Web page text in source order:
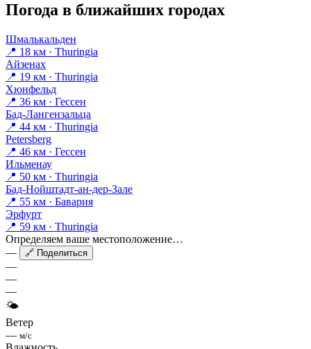
Погода в ближайших городах
Шмалькальден
📍 18 км · Thuringia
Айзенах
📍 19 км · Thuringia
Хюнфельд
📍 36 км · Гессен
Бад-Лангензальца
📍 44 км · Thuringia
Petersberg
📍 46 км · Гессен
Ильменау
📍 50 км · Thuringia
Бад-Нойштадт-ан-дер-Зале
📍 55 км · Бавария
Эрфурт
📍 59 км · Thuringia
Определяем ваше местоположение…
—
🔗 Поделиться
—
—
—
🌤
Ветер
— м/с